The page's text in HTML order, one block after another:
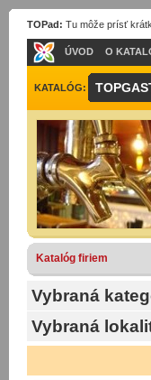
TOPad: Tu môže prísť
ÚVOD O
KATALÓG:
Katalóg firiem
Vybraná
Vybraná